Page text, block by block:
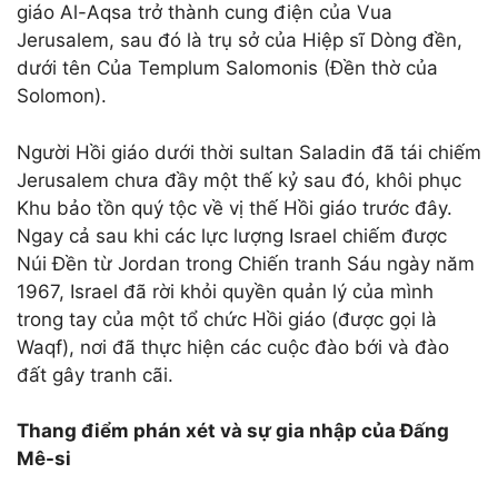
giáo Al-Aqsa trở thành cung điện của Vua
Jerusalem, sau đó là trụ sở của Hiệp sĩ Dòng đền,
dưới tên Của Templum Salomonis (Đền thờ của
Solomon).
Người Hồi giáo dưới thời sultan Saladin đã tái chiếm
Jerusalem chưa đầy một thế kỷ sau đó, khôi phục
Khu bảo tồn quý tộc về vị thế Hồi giáo trước đây.
Ngay cả sau khi các lực lượng Israel chiếm được
Núi Đền từ Jordan trong Chiến tranh Sáu ngày năm
1967, Israel đã rời khỏi quyền quản lý của mình
trong tay của một tổ chức Hồi giáo (được gọi là
Waqf), nơi đã thực hiện các cuộc đào bới và đào
đất gây tranh cãi.
Thang điểm phán xét và sự gia nhập của Đấng
Mê-si